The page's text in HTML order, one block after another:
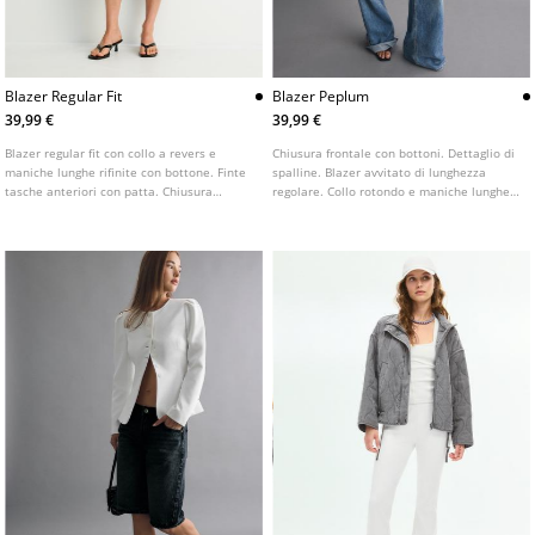
Blazer Regular Fit
39,99 €
Blazer regular fit con collo a revers e
maniche lunghe rifinite con bottone. Finte
tasche anteriori con patta. Chiusura
Blazer Peplum
39,99 €
Chiusura frontale con bottoni. Dettaglio di
spalline. Blazer avvitato di lunghezza
regolare. Collo rotondo e maniche lunghe.